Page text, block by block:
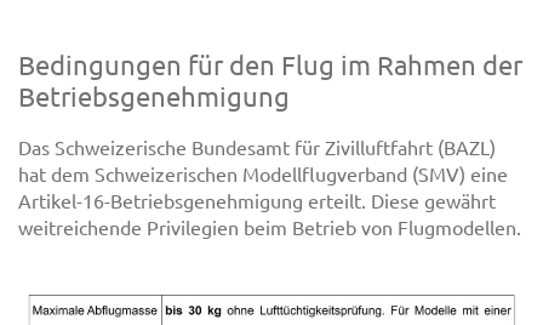
Bedingungen für den Flug im Rahmen der
Betriebsgenehmigung
Das Schweizerische Bundesamt für Zivilluftfahrt (BAZL)
hat dem Schweizerischen Modellflugverband (SMV) eine
Artikel-16-Betriebsgenehmigung erteilt. Diese gewährt
weitreichende Privilegien beim Betrieb von Flugmodellen.